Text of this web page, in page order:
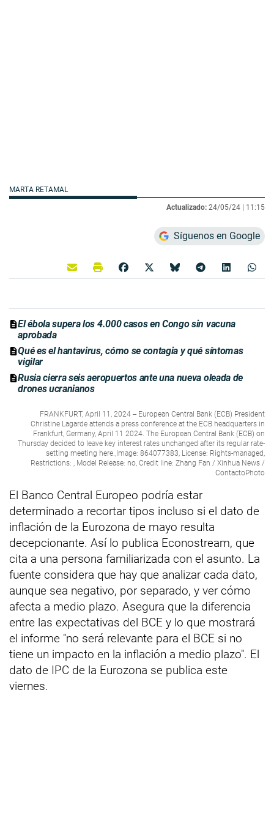
MARTA RETAMAL
Actualizado: 24/05/24 | 11:15
Síguenos en Google
El ébola supera los 4.000 casos en Congo sin vacuna
aprobada
Qué es el hantavirus, cómo se contagia y qué síntomas
vigilar
Rusia cierra seis aeropuertos ante una nueva oleada de
drones ucranianos
FRANKFURT, April 11, 2024 -- European Central Bank (ECB) President
Christine Lagarde attends a press conference at the ECB headquarters in
Frankfurt, Germany, April 11 2024. The European Central Bank (ECB) on
Thursday decided to leave key interest rates unchanged after its regular rate-
setting meeting here.,Image: 864077383, License: Rights-managed,
Restrictions: , Model Release: no, Credit line: Zhang Fan / Xinhua News /
ContactoPhoto
El Banco Central Europeo podría estar
determinado a recortar tipos incluso si el dato de
inflación de la Eurozona de mayo resulta
decepcionante. Así lo publica Econostream, que
cita a una persona familiarizada con el asunto. La
fuente considera que hay que analizar cada dato,
aunque sea negativo, por separado, y ver cómo
afecta a medio plazo. Asegura que la diferencia
entre las expectativas del BCE y lo que mostrará
el informe "no será relevante para el BCE si no
tiene un impacto en la inflación a medio plazo". El
dato de IPC de la Eurozona se publica este
viernes.